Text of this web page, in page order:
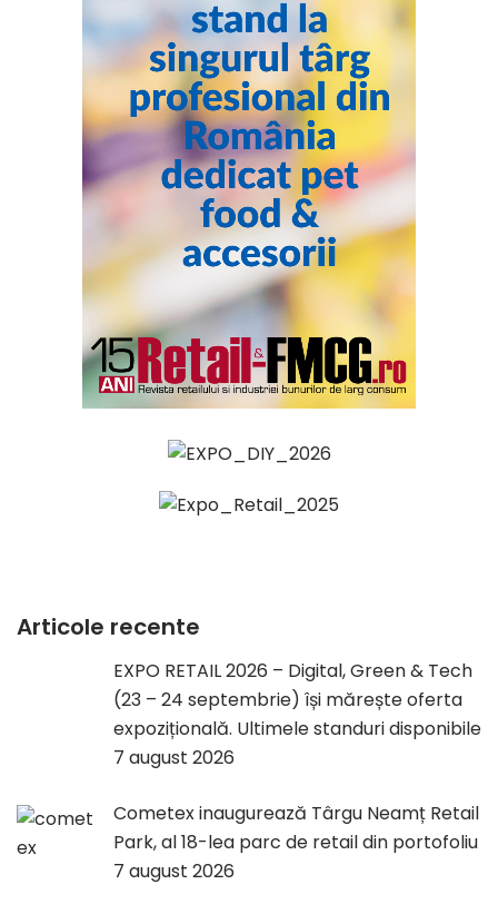
Articole recente
EXPO RETAIL 2026 – Digital, Green & Tech
(23 – 24 septembrie) își mărește oferta
expozițională. Ultimele standuri disponibile
7 august 2026
Cometex inaugurează Târgu Neamț Retail
Park, al 18-lea parc de retail din portofoliu
7 august 2026